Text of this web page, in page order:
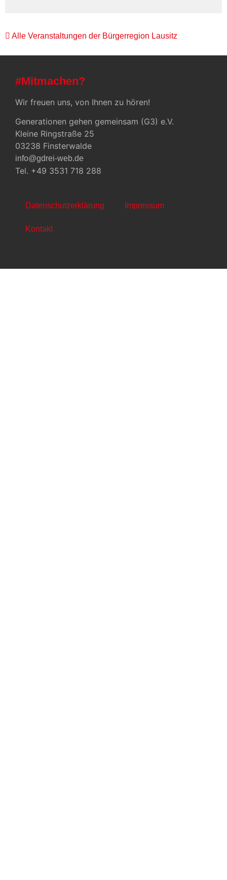
Alle Veranstaltungen der Bürgerregion Lausitz
#Mitmachen?
Wir freuen uns, von Ihnen zu hören!
Generationen gehen gemeinsam (G3) e.V.
Kleine Ringstraße 25
03238 Finsterwalde
info@gdrei-web.de
Tel. +49 3531 718 288
Datenschutzerklärung Impressum
Kontakt